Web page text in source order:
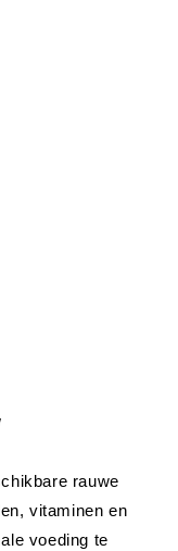
rauwe
vitaminen en
voeding te